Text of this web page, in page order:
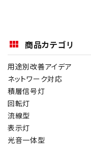
商品カテゴリ
用途別改善アイデア
ネットワーク対応
積層信号灯
回転灯
流線型
表示灯
光音一体型